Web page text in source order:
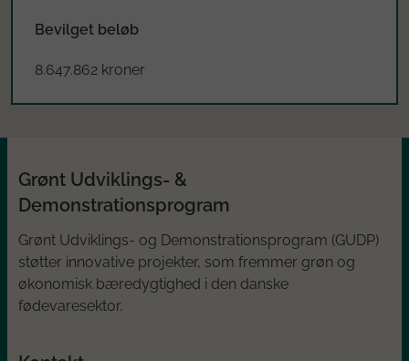
Bevilget beløb
8.647.862 kroner
Grønt Udviklings- &
Demonstrationsprogram
Grønt Udviklings- og Demonstrationsprogram (GUDP)
støtter innovative projekter, som fremmer grøn og
økonomisk bæredygtighed i den danske
fødevaresektor.